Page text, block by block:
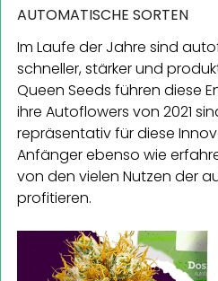
AUTOMATISCHE SORTEN
Im Laufe der Jahre sind
schneller, stärker und
Queen Seeds führen diese
ihre Autoflowers von 2021
repräsentativ für diese
Anfänger ebenso wie
von den vielen Nutzen der
profitieren.